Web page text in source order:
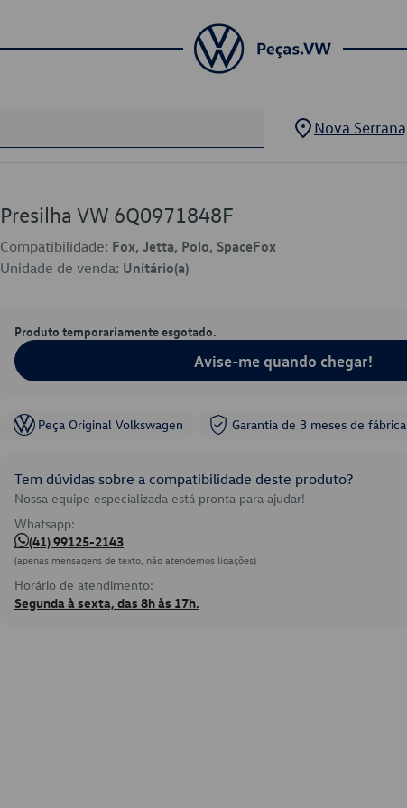
Nova Serrana
Presilha VW 6Q0971848F
Compatibilidade: Fox, Jetta, Polo, SpaceFox
Unidade de venda: Unitário(a)
Produto temporariamente esgotado.
Avise-me quando chegar!
Peça Original Volkswagen Garantia de 3 meses de fábrica
Tem dúvidas sobre a compatibilidade deste produto?
Nossa equipe especializada está pronta para ajudar!
Whatsapp:
(41) 99125-2143
(apenas mensagens de texto, não atendemos ligações)
Horário de atendimento:
Segunda à sexta, das 8h às 17h.